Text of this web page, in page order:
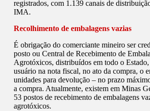
registrados, com 1.139 canais de
IMA.
Recolhimento de embalagens vazias
É obrigação do comerciante mineiro ser
posto ou Central de Recebimento de
Agrotóxicos, distribuídos em todo o
usuário na nota fiscal, no ato da compra, o
unidades para devolução – no prazo
a compra. Atualmente, existem em Minas
53 postos de recebimento de embalagens
agrotóxicos.